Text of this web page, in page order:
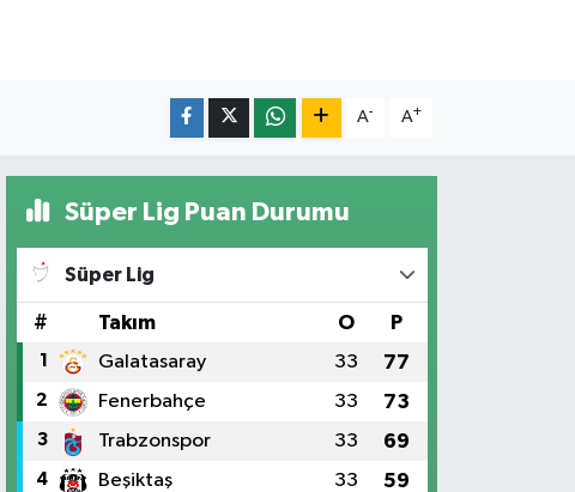
A- A+
Süper Lig Puan Durumu
Süper Lig
# Takım O P
1 Galatasaray 33 77
2 Fenerbahçe 33 73
3 Trabzonspor 33 69
4 Beşiktaş 33 59